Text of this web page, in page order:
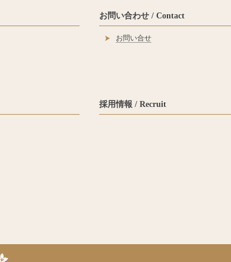
お問い合わせ / Contact
お問い合せ
採用情報 / Recruit